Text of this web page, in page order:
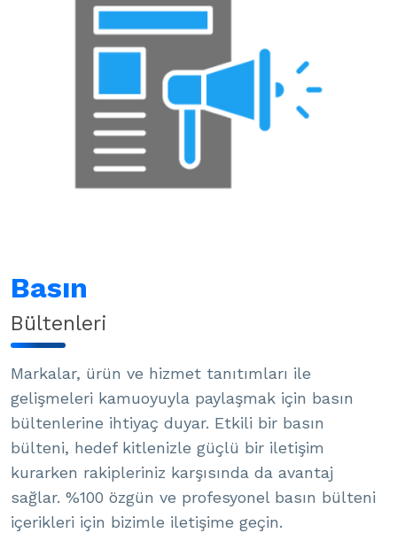
Basın
Bültenleri
Markalar, ürün ve hizmet tanıtımları ile
gelişmeleri kamuoyuyla paylaşmak için basın
bültenlerine ihtiyaç duyar. Etkili bir basın
bülteni, hedef kitlenizle güçlü bir iletişim
kurarken rakipleriniz karşısında da avantaj
sağlar. %100 özgün ve profesyonel basın bülteni
içerikleri için bizimle iletişime geçin.